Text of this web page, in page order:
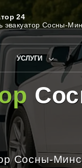
24
эвакуатор Сосны-
УСЛУГИ
Сосны-